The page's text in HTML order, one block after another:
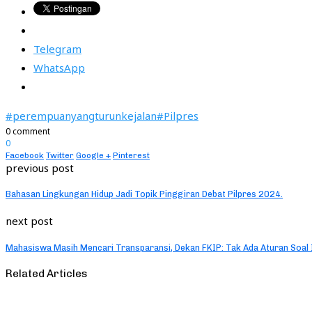
Telegram
WhatsApp
#perempuanyangturunkejalan#Pilpres
0 comment
0
Facebook Twitter Google + Pinterest
previous post
Bahasan Lingkungan Hidup Jadi Topik Pinggiran Debat Pilpres 2024.
next post
Mahasiswa Masih Mencari Transparansi, Dekan FKIP: Tak Ada Aturan Soal
Related Articles